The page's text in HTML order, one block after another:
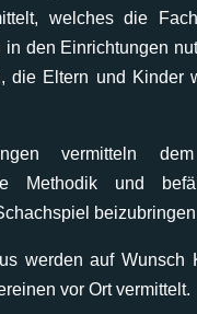
welches die
in den Einrichtungen
die Eltern und Kinder
vermitteln dem
Methodik und
werden auf Wunsch
vor Ort vermittelt.